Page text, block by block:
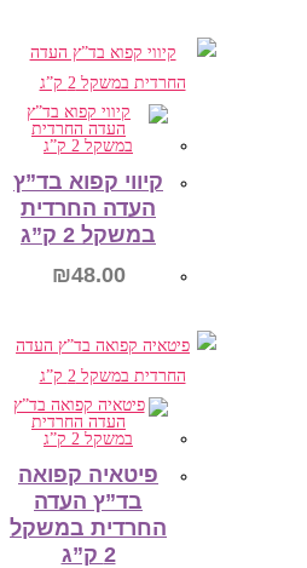
הוספה לסל
קיווי קפוא בד”ץ
העדה החרדית
במשקל 2 ק”ג
₪48.00
הוספה לסל
פיטאיה קפואה
בד”ץ העדה
החרדית במשקל
2 ק”ג